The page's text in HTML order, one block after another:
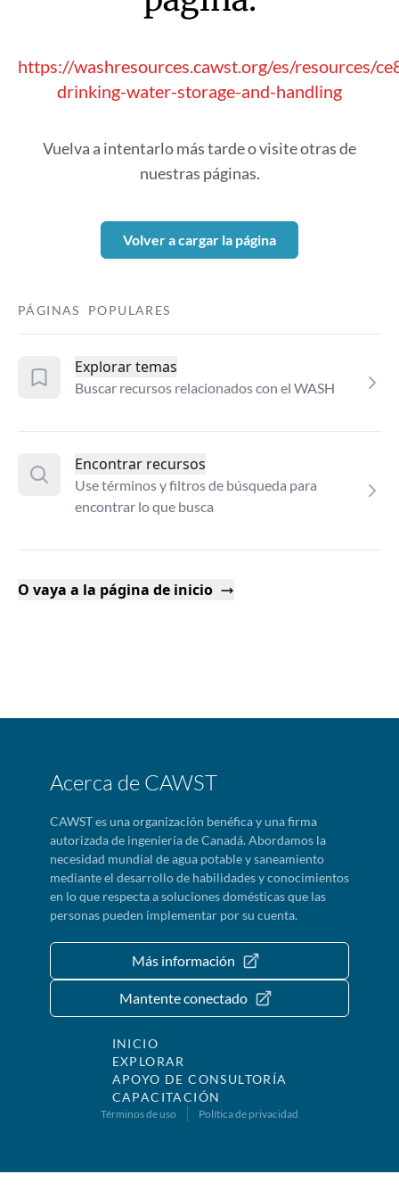
https://washresources.cawst.org/es/resources/
drinking-water-storage-and-handling
Vuelva a intentarlo más tarde o visite otras de
nuestras páginas.
Volver a cargar la página
PÁGINAS POPULARES
Explorar temas
Buscar recursos relacionados con el WASH
Encontrar recursos
Use términos y filtros de búsqueda para
encontrar lo que busca
O vaya a la página de inicio
Acerca de CAWST
CAWST es una organización benéfica y una firma
autorizada de ingeniería de Canadá. Abordamos la
necesidad mundial de agua potable y saneamiento
mediante el desarrollo de habilidades y conocimientos
en lo que respecta a soluciones domésticas que las
personas pueden implementar por su cuenta.
Más información
Mantente conectado
INICIO
EXPLORAR
APOYO DE CONSULTORÍA
CAPACITACIÓN
Términos de uso Política de privacidad